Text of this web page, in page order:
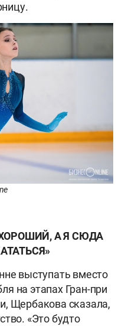
А Я СЮДА
выступать вместо
на этапах Гран-при
Щербакова сказала,
«Это будто